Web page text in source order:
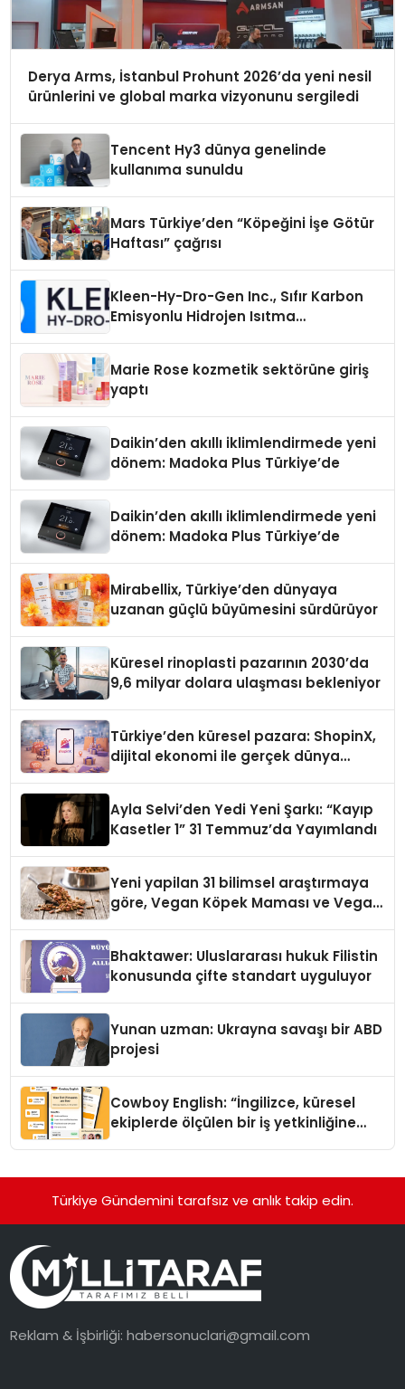
Derya Arms, İstanbul Prohunt 2026’da yeni nesil
ürünlerini ve global marka vizyonunu sergiledi
Tencent Hy3 dünya genelinde
kullanıma sunuldu
Mars Türkiye’den “Köpeğini İşe Götür
Haftası” çağrısı
Kleen-Hy-Dro-Gen Inc., Sıfır Karbon
Emisyonlu Hidrojen Isıtma
Marie Rose kozmetik sektörüne giriş
yaptı
Daikin’den akıllı iklimlendirmede yeni
dönem: Madoka Plus Türkiye’de
Daikin’den akıllı iklimlendirmede yeni
dönem: Madoka Plus Türkiye’de
Mirabellix, Türkiye’den dünyaya
uzanan güçlü büyümesini sürdürüyor
Küresel rinoplasti pazarının 2030’da
9,6 milyar dolara ulaşması bekleniyor
Türkiye’den küresel pazara: ShopinX,
dijital ekonomi ile gerçek dünya
Ayla Selvi’den Yedi Yeni Şarkı: “Kayıp
Kasetler 1” 31 Temmuz’da Yayımlandı
Yeni yapilan 31 bilimsel araştırmaya
göre, Vegan Köpek Maması ve Vegan
Bhaktawer: Uluslararası hukuk Filistin
konusunda çifte standart uyguluyor
Yunan uzman: Ukrayna savaşı bir ABD
projesi
Cowboy English: “İngilizce, küresel
ekiplerde ölçülen bir iş yetkinliğine
Türkiye Gündemini tarafsız ve anlık takip edin.
Reklam & İşbirliği:habersonuclari@gmail.com